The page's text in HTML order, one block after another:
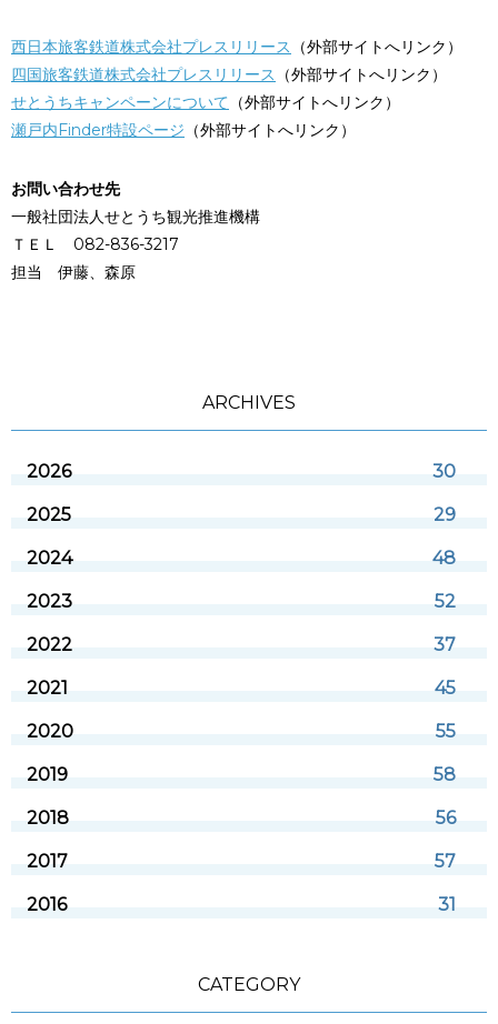
西日本旅客鉄道株式会社プレスリリース
（外部サイトへリンク）
四国旅客鉄道株式会社プレスリリース
（外部サイトへリンク）
せとうちキャンペーンについて （外部サイトへリンク）
瀬戸内Finder特設ページ （外部サイトへリンク）
お問い合わせ先
一般社団法人せとうち観光推進機構
ＴＥＬ 082-836-3217
担当 伊藤、森原
ARCHIVES
2026 30
2025 29
2024 48
2023 52
2022 37
2021 45
2020 55
2019 58
2018 56
2017 57
2016 31
CATEGORY